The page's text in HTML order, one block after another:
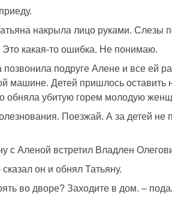
накрыла лицо руками. Слезы
какая-то ошибка. Не понимаю.
позвонила подруге Алене и все ей
машине. Детей пришлось оставить
обняла убитую горем молодую
Поезжай. А за детей не
с Аленой встретил Владлен
он и обнял Татьяну.
во дворе? Заходите в дом. –